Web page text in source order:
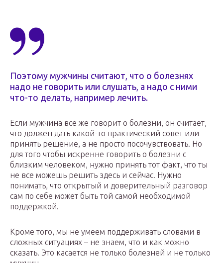
Поэтому мужчины считают, что о болезнях
надо не говорить или слушать, а надо с ними
что-то делать, например лечить.
Если мужчина все же говорит о болезни, он считает,
что должен дать какой-то практический совет или
принять решение, а не просто посочувствовать. Но
для того чтобы искренне говорить о болезни с
близким человеком, нужно принять тот факт, что ты
не все можешь решить здесь и сейчас. Нужно
понимать, что открытый и доверительный разговор
сам по себе может быть той самой необходимой
поддержкой.
Кроме того, мы не умеем поддерживать словами в
сложных ситуациях – не знаем, что и как можно
сказать. Это касается не только болезней и не только